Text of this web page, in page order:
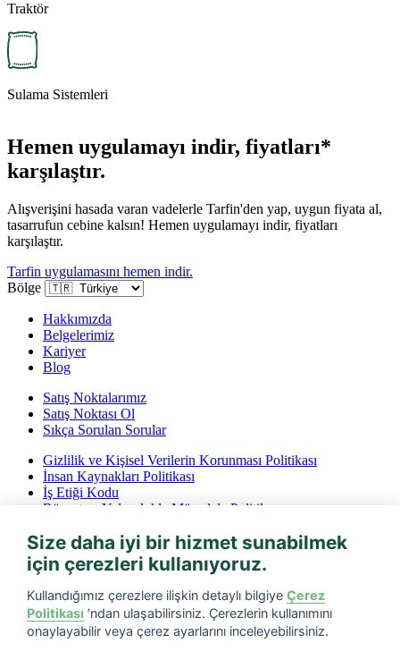
Traktör
Sulama Sistemleri
Hemen uygulamayı indir, fiyatları*
karşılaştır.
Alışverişini hasada varan vadelerle Tarfin'den yap, uygun fiyata al,
tasarrufun cebine kalsın! Hemen uygulamayı indir, fiyatları
karşılaştır.
Tarfin uygulamasını hemen indir.
Bölge
Hakkımızda
Belgelerimiz
Kariyer
Blog
Satış Noktalarımız
Satış Noktası Ol
Sıkça Sorulan Sorular
Gizlilik ve Kişisel Verilerin Korunması Politikası
İnsan Kaynakları Politikası
İş Etiği Kodu
Rüşvet ve Yolsuzlukla Mücadele Politikası
Bilgi Toplumu Hizmetleri
Tarfin mobil’i indirin
Size daha iyi bir hizmet sunabilmek
için çerezleri kullanıyoruz.
Kullandığımız çerezlere ilişkin detaylı bilgiye Çerez
Politikası ’ndan ulaşabilirsiniz. Çerezlerin kullanımını
onaylayabilir veya çerez ayarlarını inceleyebilirsiniz.